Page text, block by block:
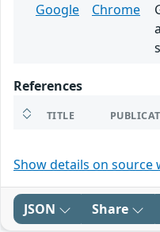
Google Chrome
References
TITLE
Show details on source
JSON Share